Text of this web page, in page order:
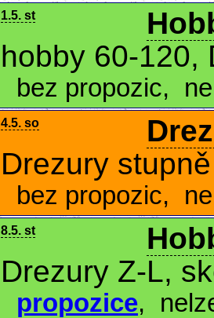
1.5. st
hobby 60-120,
bez propozic,
4.5. so
Drezury
bez propozic,
8.5. st
Drezury Z-L,
propozice,